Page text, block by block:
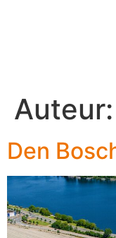
Auteur:
Den